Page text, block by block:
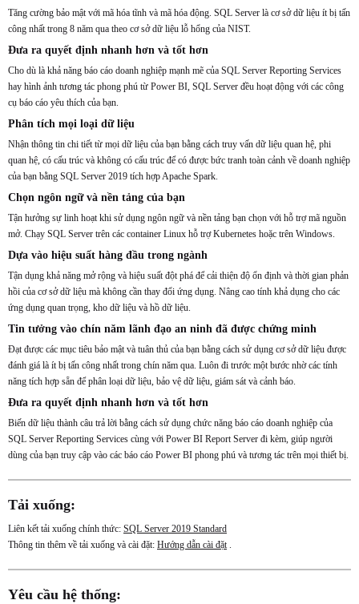
Tăng cường bảo mật với mã hóa tĩnh và mã hóa động. SQL Server là cơ sở dữ liệu ít bị tấn
công nhất trong 8 năm qua theo cơ sở dữ liệu lỗ hổng của NIST.
Đưa ra quyết định nhanh hơn và tốt hơn
Cho dù là khả năng báo cáo doanh nghiệp mạnh mẽ của SQL Server Reporting Services
hay hình ảnh tương tác phong phú từ Power BI, SQL Server đều hoạt động với các công
cụ báo cáo yêu thích của bạn.
Phân tích mọi loại dữ liệu
Nhận thông tin chi tiết từ mọi dữ liệu của bạn bằng cách truy vấn dữ liệu quan hệ, phi
quan hệ, có cấu trúc và không có cấu trúc để có được bức tranh toàn cảnh về doanh nghiệp
của bạn bằng SQL Server 2019 tích hợp Apache Spark.
Chọn ngôn ngữ và nền tảng của bạn
Tận hưởng sự linh hoạt khi sử dụng ngôn ngữ và nền tảng bạn chọn với hỗ trợ mã nguồn
mở. Chạy SQL Server trên các container Linux hỗ trợ Kubernetes hoặc trên Windows.
Dựa vào hiệu suất hàng đầu trong ngành
Tận dụng khả năng mở rộng và hiệu suất đột phá để cải thiện độ ổn định và thời gian phản
hồi của cơ sở dữ liệu mà không cần thay đổi ứng dụng. Nâng cao tính khả dụng cho các
ứng dụng quan trọng, kho dữ liệu và hồ dữ liệu.
Tin tưởng vào chín năm lãnh đạo an ninh đã được chứng minh
Đạt được các mục tiêu bảo mật và tuân thủ của bạn bằng cách sử dụng cơ sở dữ liệu được
đánh giá là ít bị tấn công nhất trong chín năm qua. Luôn đi trước một bước nhờ các tính
năng tích hợp sẵn để phân loại dữ liệu, bảo vệ dữ liệu, giám sát và cảnh báo.
Đưa ra quyết định nhanh hơn và tốt hơn
Biến dữ liệu thành câu trả lời bằng cách sử dụng chức năng báo cáo doanh nghiệp của
SQL Server Reporting Services cùng với Power BI Report Server đi kèm, giúp người
dùng của bạn truy cập vào các báo cáo Power BI phong phú và tương tác trên mọi thiết bị.
Tải xuống:
Liên kết tải xuống chính thức: SQL Server 2019 Standard
Thông tin thêm về tải xuống và cài đặt: Hướng dẫn cài đặt
Yêu cầu hệ thống: